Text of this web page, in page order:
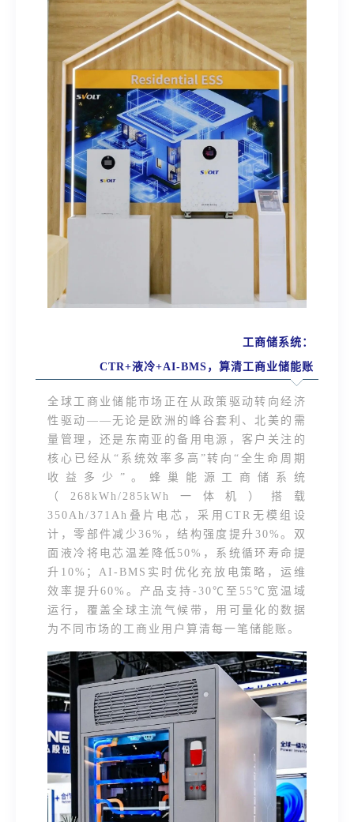
工商储系统：
CTR+液冷+AI-BMS，算清工商业储能账
全球工商业储能市场正在从政策驱动转向经济
性驱动——无论是欧洲的峰谷套利、北美的需
量管理，还是东南亚的备用电源，客户关注的
核心已经从“系统效率多高”转向“全生命周期
收益多少”。蜂巢能源工商储系统
（268kWh/285kWh一体机）搭载
350Ah/371Ah叠片电芯，采用CTR无模组设
计，零部件减少36%，结构强度提升30%。双
面液冷将电芯温差降低50%，系统循环寿命提
升10%；AI-BMS实时优化充放电策略，运维
效率提升60%。产品支持-30℃至55℃宽温域
运行，覆盖全球主流气候带，用可量化的数据
为不同市场的工商业用户算清每一笔储能账。